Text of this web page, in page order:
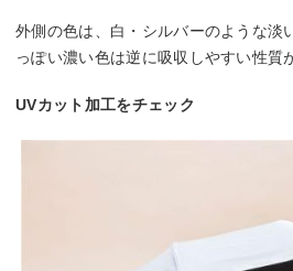
外側の色は、白・シルバーのような淡
っぽい濃い色は逆に吸収しやすい性質
UVカット加工をチェック